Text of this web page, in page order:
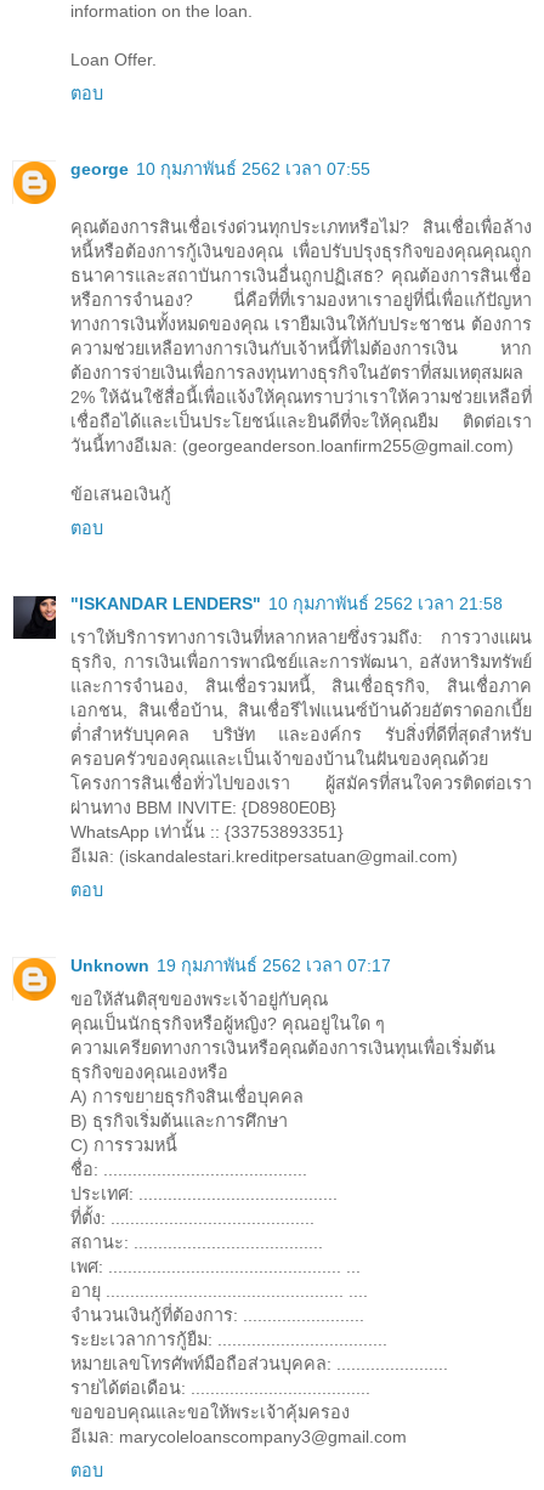
information on the loan.
Loan Offer.
ตอบ
george 10 กุมภาพันธ์ 2562 เวลา 07:55
คุณต้องการสินเชื่อเร่งด่วนทุกประเภทหรือไม่? สินเชื่อเพื่อล้าง
หนี้หรือต้องการกู้เงินของคุณ เพื่อปรับปรุงธุรกิจของคุณคุณถูก
ธนาคารและสถาบันการเงินอื่นถูกปฏิเสธ? คุณต้องการสินเชื่อ
หรือการจำนอง? นี่คือที่ที่เรามองหาเราอยู่ที่นี่เพื่อแก้ปัญหา
ทางการเงินทั้งหมดของคุณ เรายืมเงินให้กับประชาชน ต้องการ
ความช่วยเหลือทางการเงินกับเจ้าหนี้ที่ไม่ต้องการเงิน หาก
ต้องการจ่ายเงินเพื่อการลงทุนทางธุรกิจในอัตราที่สมเหตุสมผล
2% ให้ฉันใช้สื่อนี้เพื่อแจ้งให้คุณทราบว่าเราให้ความช่วยเหลือที่
เชื่อถือได้และเป็นประโยชน์และยินดีที่จะให้คุณยืม ติดต่อเรา
วันนี้ทางอีเมล: (georgeanderson.loanfirm255@gmail.com)
ข้อเสนอเงินกู้
ตอบ
"ISKANDAR LENDERS" 10 กุมภาพันธ์ 2562 เวลา 21:58
เราให้บริการทางการเงินที่หลากหลายซึ่งรวมถึง: การวางแผน
ธุรกิจ, การเงินเพื่อการพาณิชย์และการพัฒนา, อสังหาริมทรัพย์
และการจำนอง, สินเชื่อรวมหนี้, สินเชื่อธุรกิจ, สินเชื่อภาค
เอกชน, สินเชื่อบ้าน, สินเชื่อรีไฟแนนซ์บ้านด้วยอัตราดอกเบี้ย
ต่ำสำหรับบุคคล บริษัท และองค์กร รับสิ่งที่ดีที่สุดสำหรับ
ครอบครัวของคุณและเป็นเจ้าของบ้านในฝันของคุณด้วย
โครงการสินเชื่อทั่วไปของเรา ผู้สมัครที่สนใจควรติดต่อเรา
ผ่านทาง BBM INVITE: {D8980E0B}
WhatsApp เท่านั้น :: {33753893351}
อีเมล: (iskandalestari.kreditpersatuan@gmail.com)
ตอบ
Unknown 19 กุมภาพันธ์ 2562 เวลา 07:17
ขอให้สันติสุขของพระเจ้าอยู่กับคุณ
คุณเป็นนักธุรกิจหรือผู้หญิง? คุณอยู่ในใด ๆ
ความเครียดทางการเงินหรือคุณต้องการเงินทุนเพื่อเริ่มต้น
ธุรกิจของคุณเองหรือ
A) การขยายธุรกิจสินเชื่อบุคคล
B) ธุรกิจเริ่มต้นและการศึกษา
C) การรวมหนี้
ชื่อ: ..........................................
ประเทศ: .........................................
ที่ตั้ง: ..........................................
สถานะ: .......................................
เพศ: ................................................ ...
อายุ ................................................. ....
จำนวนเงินกู้ที่ต้องการ: .........................
ระยะเวลาการกู้ยืม: ...................................
หมายเลขโทรศัพท์มือถือส่วนบุคคล: .......................
รายได้ต่อเดือน: .....................................
ขอขอบคุณและขอให้พระเจ้าคุ้มครอง
อีเมล: marycoleloanscompany3@gmail.com
ตอบ